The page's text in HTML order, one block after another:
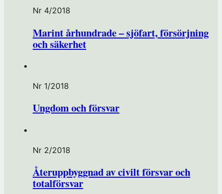
Nr 4/2018
Marint århundrade – sjöfart, försörjning
och säkerhet
Nr 1/2018
Ungdom och försvar
Nr 2/2018
Återuppbyggnad av civilt försvar och
totalförsvar